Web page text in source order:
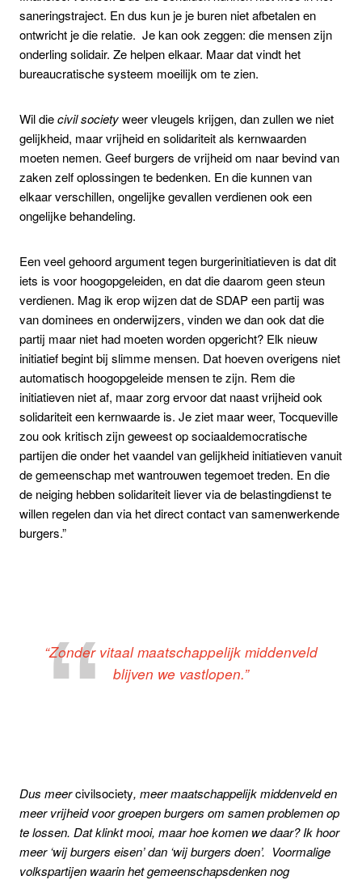
saneringstraject. En dus kun je je buren niet afbetalen en
ontwricht je die relatie. Je kan ook zeggen: die mensen zijn
onderling solidair. Ze helpen elkaar. Maar dat vindt het
bureaucratische systeem moeilijk om te zien.
Wil diecivilsocietyweer vleugels krijgen, dan zullen we niet
gelijkheid, maar vrijheid en solidariteit als kernwaarden
moeten nemen. Geef burgers de vrijheid om naar bevind van
zaken zelf oplossingen te bedenken. En die kunnen van
elkaar verschillen, ongelijke gevallen verdienen ook een
ongelijke behandeling.
Een veel gehoord argument tegen burgerinitiatieven is dat dit
iets is voor hoogopgeleiden, en dat die daarom geen steun
verdienen. Mag ik erop wijzen dat de SDAP een partij was
van dominees en onderwijzers, vinden we dan ook dat die
partij maar niet had moeten worden opgericht? Elk nieuw
initiatief begint bij slimme mensen. Dat hoeven overigens niet
automatisch hoogopgeleide mensen te zijn. Rem die
initiatieven niet af, maar zorg ervoor dat naast vrijheid ook
solidariteit een kernwaarde is. Je ziet maar weer, Tocqueville
zou ook kritisch zijn geweest op sociaaldemocratische
partijen die onder het vaandel van gelijkheid initiatieven vanuit
de gemeenschap met wantrouwen tegemoet treden. En die
de neiging hebben solidariteit liever via de belastingdienst te
willen regelen dan via het direct contact van samenwerkende
burgers.”
“Zonder vitaal maatschappelijk middenveld
blijven we vastlopen.”
Dus meercivilsociety, meer maatschappelijk middenveld en
meer vrijheid voor groepen burgers om samen problemen op
te lossen. Dat klinkt mooi, maar hoe komen we daar? Ik hoor
meer ‘wij burgers eisen’ dan ‘wij burgers doen’. Voormalige
volkspartijen waarin het gemeenschapsdenken nog